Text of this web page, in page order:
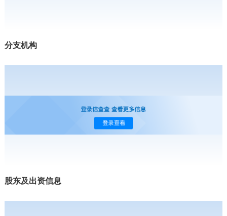
分支机构
股东及出资信息